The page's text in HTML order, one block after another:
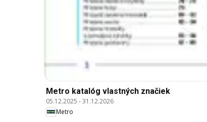
Metro katalóg vlastných značiek
05.12.2025 -31.12.2026
Metro